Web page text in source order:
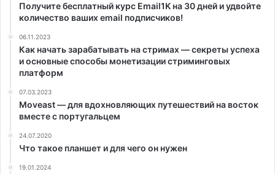
Получите бесплатный курс Email1K на 30 дней и удвойте
количество ваших email подписчиков!
06.11.2023
Как начать зарабатывать на стримах — секреты успеха
и основные способы монетизации стриминговых
платформ
07.03.2023
Moveast — для вдохновляющих путешествий на восток
вместе с португальцем
24.07.2020
Что такое планшет и для чего он нужен
19.01.2024